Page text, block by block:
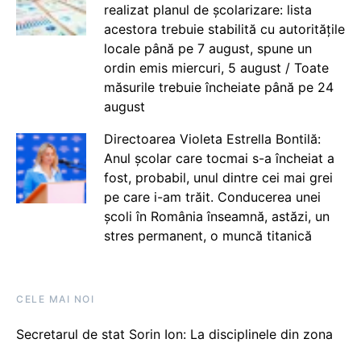
realizat planul de școlarizare: lista
acestora trebuie stabilită cu autoritățile
locale până pe 7 august, spune un
ordin emis miercuri, 5 august / Toate
măsurile trebuie încheiate până pe 24
august
Directoarea Violeta Estrella Bontilă:
Anul școlar care tocmai s-a încheiat a
fost, probabil, unul dintre cei mai grei
pe care i-am trăit. Conducerea unei
școli în România înseamnă, astăzi, un
stres permanent, o muncă titanică
CELE MAI NOI
Secretarul de stat Sorin Ion: La disciplinele din zona